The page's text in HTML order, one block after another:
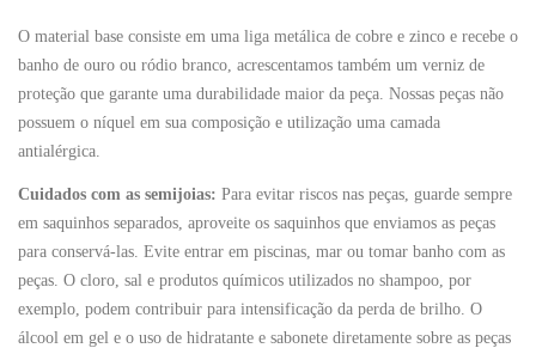
O material base consiste em uma liga metálica de cobre e zinco e recebe o
banho de ouro ou ródio branco, acrescentamos também um verniz de
proteção que garante uma durabilidade maior da peça. Nossas peças não
possuem o níquel em sua composição e utilização uma camada
antialérgica.
Cuidados com as semijoias: Para evitar riscos nas peças, guarde sempre
em saquinhos separados, aproveite os saquinhos que enviamos as peças
para conservá-las. Evite entrar em piscinas, mar ou tomar banho com as
peças. O cloro, sal e produtos químicos utilizados no shampoo, por
exemplo, podem contribuir para intensificação da perda de brilho. O
álcool em gel e o uso de hidratante e sabonete diretamente sobre as peças